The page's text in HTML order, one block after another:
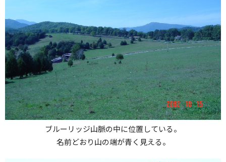
ブルーリッジ山脈の中に位置している。
名前どおり山の端が青く見える。